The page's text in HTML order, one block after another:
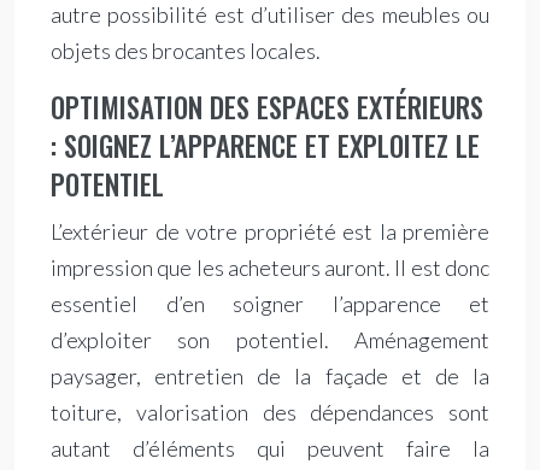
autre possibilité est d’utiliser des meubles ou
objets des brocantes locales.
OPTIMISATION DES ESPACES EXTÉRIEURS
: SOIGNEZ L’APPARENCE ET EXPLOITEZ LE
POTENTIEL
L’extérieur de votre propriété est la première
impression que les acheteurs auront. Il est donc
essentiel d’en soigner l’apparence et
d’exploiter son potentiel. Aménagement
paysager, entretien de la façade et de la
toiture, valorisation des dépendances sont
autant d’éléments qui peuvent faire la